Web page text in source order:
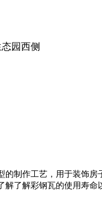
园西侧
的制作工艺，用于装饰
了解彩钢瓦的使用寿命